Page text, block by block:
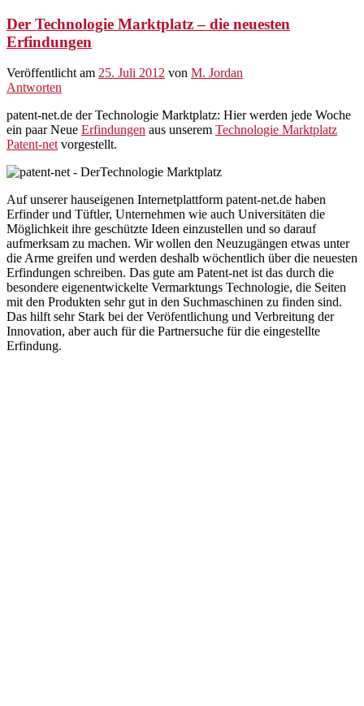
Der Technologie Marktplatz – die neuesten
Erfindungen
Veröffentlicht am 25. Juli 2012 von M. Jordan
Antworten
patent-net.de der Technologie Marktplatz: Hier werden jede Woche
ein paar Neue Erfindungen aus unserem Technologie Marktplatz
Patent-net vorgestellt.
Auf unserer hauseigenen Internetplattform patent-net.de haben
Erfinder und Tüftler, Unternehmen wie auch Universitäten die
Möglichkeit ihre geschützte Ideen einzustellen und so darauf
aufmerksam zu machen. Wir wollen den Neuzugängen etwas unter
die Arme greifen und werden deshalb wöchentlich über die neuesten
Erfindungen schreiben. Das gute am Patent-net ist das durch die
besondere eigenentwickelte Vermarktungs Technologie, die Seiten
mit den Produkten sehr gut in den Suchmaschinen zu finden sind.
Das hilft sehr Stark bei der Veröfentlichung und Verbreitung der
Innovation, aber auch für die Partnersuche für die eingestellte
Erfindung.